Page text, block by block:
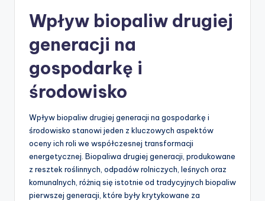
Wpływ biopaliw drugiej
generacji na
gospodarkę i
środowisko
Wpływ biopaliw drugiej generacji na gospodarkę i
środowisko stanowi jeden z kluczowych aspektów
oceny ich roli we współczesnej transformacji
energetycznej. Biopaliwa drugiej generacji, produkowane
z resztek roślinnych, odpadów rolniczych, leśnych oraz
komunalnych, różnią się istotnie od tradycyjnych biopaliw
pierwszej generacji, które były krytykowane za